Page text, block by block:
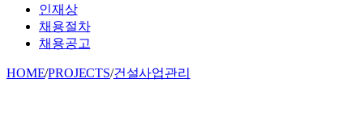
인재상
채용절차
채용공고
HOME/PROJECTS/건설사업관리